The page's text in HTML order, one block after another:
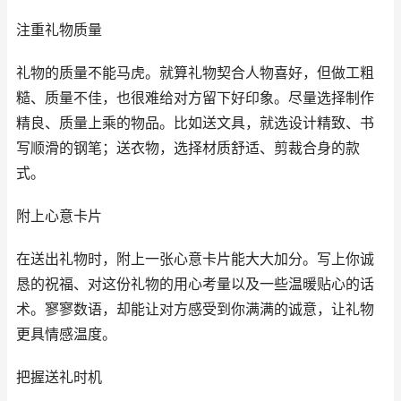
注重礼物质量
礼物的质量不能马虎。就算礼物契合人物喜好，但做工粗
糙、质量不佳，也很难给对方留下好印象。尽量选择制作
精良、质量上乘的物品。比如送文具，就选设计精致、书
写顺滑的钢笔；送衣物，选择材质舒适、剪裁合身的款
式。
附上心意卡片
在送出礼物时，附上一张心意卡片能大大加分。写上你诚
恳的祝福、对这份礼物的用心考量以及一些温暖贴心的话
术。寥寥数语，却能让对方感受到你满满的诚意，让礼物
更具情感温度。
把握送礼时机